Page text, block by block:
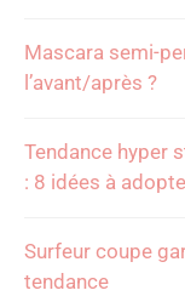
Mascara semi-
l’avant/après ?
Tendance hyper
: 8 idées à
Surfeur coupe
tendance